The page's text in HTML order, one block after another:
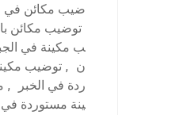
ضيب مكائن في
توضيب مكائن
ب مكينة في
ن
, توضيب
ردة في الخبر
,
ينة مستوردة في